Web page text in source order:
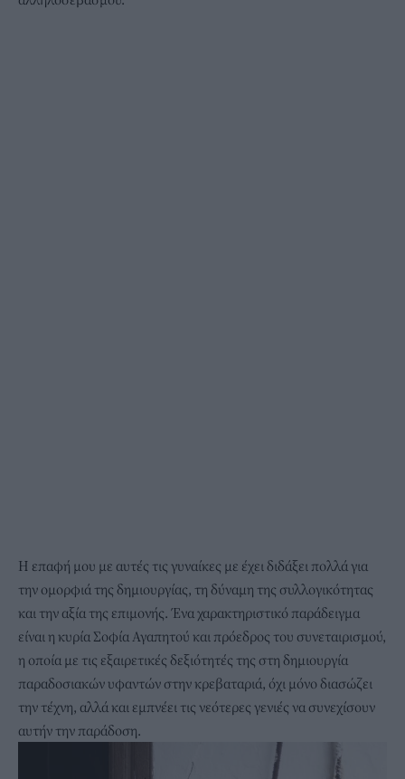
Η επαφή μου με αυτές τις γυναίκες με έχει διδάξει πολλά για
την ομορφιά της δημιουργίας, τη δύναμη της συλλογικότητας
και την αξία της επιμονής. Ένα χαρακτηριστικό παράδειγμα
είναι η κυρία Σοφία Αγαπητού και πρόεδρος του συνεταιρισμού,
η οποία με τις εξαιρετικές δεξιότητές της στη δημιουργία
παραδοσιακών υφαντών στην κρεβαταριά, όχι μόνο διασώζει
την τέχνη, αλλά και εμπνέει τις νεότερες γενιές να συνεχίσουν
αυτήν την παράδοση.